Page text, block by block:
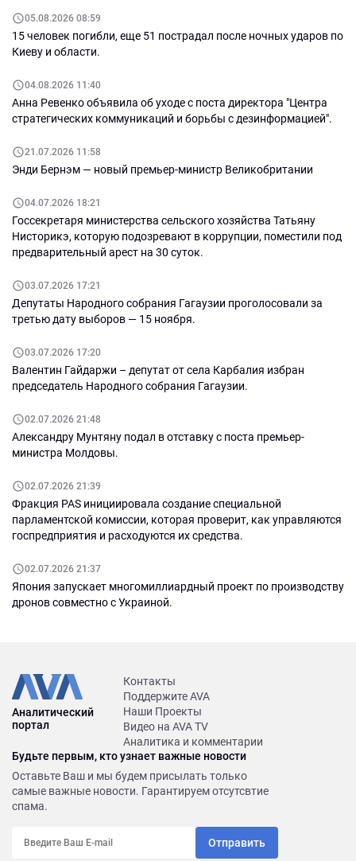
сценарии для Молдовы: что
05.08.2026 08:59
15 человек погибли, еще 51 пострадал после ночных ударов по
Киеву и области.
04.08.2026 11:40
Анна Ревенко объявила об уходе с поста директора "Центра
стратегических коммуникаций и борьбы с дезинформацией".
21.07.2026 11:58
Энди Бернэм — новый премьер-министр Великобритании
04.07.2026 18:21
Госсекретаря министерства сельского хозяйства Татьяну
Нисторикэ, которую подозревают в коррупции, поместили под
предварительный арест на 30 суток.
03.07.2026 17:21
Депутаты Народного собрания Гагаузии проголосовали за
третью дату выборов — 15 ноября.
03.07.2026 17:20
Валентин Гайдаржи – депутат от села Карбалия избран
председатель Народного собрания Гагаузии.
02.07.2026 21:48
Александру Мунтяну подал в отставку с поста премьер-
министра Молдовы.
02.07.2026 21:39
Фракция PAS инициировала создание специальной
парламентской комиссии, которая проверит, как управляются
госпредприятия и расходуются их средства.
02.07.2026 21:37
Япония запускает многомиллиардный проект по производству
дронов совместно с Украиной.
Аналитический
портал
Контакты
Поддержите AVA
Наши Проекты
Видео на AVA TV
Аналитика и комментарии
Будьте первым, кто узнает важные новости
Оставьте Ваш и мы будем присылать только
самые важные новости. Гарантируем отсутсвтие
спама.
Отправить